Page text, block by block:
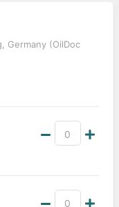
Germany (OilDoc